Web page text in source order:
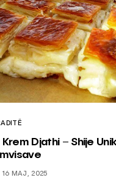
Djathi – Shije
16 MAJ, 2025